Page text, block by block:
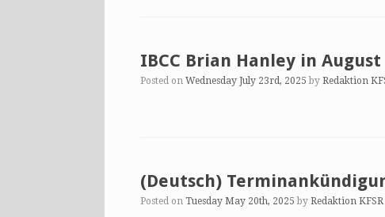
IBCC Brian Hanley in August
Posted on Wednesday July 23rd, 2025 by Redaktion
(Deutsch)
Posted on Tuesday May 20th, 2025 by Redaktion KFSR